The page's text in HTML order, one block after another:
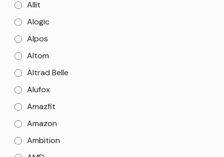
Allit
Alogic
Alpos
Altom
Altrad Belle
Alufox
Amazfit
Amazon
Ambition